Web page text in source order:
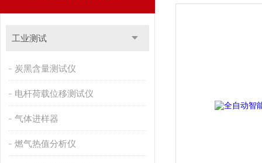
工业测试
炭黑含量测试仪
电杆荷载位移测试仪
气体进样器
燃气热值分析仪